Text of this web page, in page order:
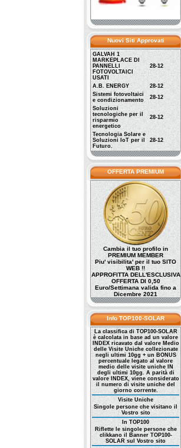
Nuovi Siti Approvati
GALVAH 1
MARKEPLACE DI
PANNELLI
FOTOVOLTAICI
USATI
28-12
A.B. ENERGY
28-12
Sistemi fotovoltaici
e condizionamento
28-12
Soluzioni
tecnologiche per il
risparmio
energetico
28-12
Tecnologia Solare e
Soluzioni IoT per il
Futuro.
28-12
OFFERTA PREMIUM
Cambia il tuo profilo in
PREMIUM MEMBER
Piu' visibilita' per il tuo SITO
WEB !!
APPROFITTA DELL'ESCLUSIVA
OFFERTA DI 0,50
Euro/Settimana valida fino a
Dicembre 2021
Info TOP100-SOLAR
La classifica di TOP100-SOLAR
è calcolata in base ad un valore
INDEX ricavato dal valore Medio
delle Visite Uniche collezionate
negli ultimi 10gg + un BONUS
percentuale legato al valore
medio delle visite uniche IN
degli ultimi 10gg. A parità di
valore INDEX, viene considerato
il numero di visite uniche del
giorno corrente.
Visite Uniche
Singole persone che visitano il
Vostro sito
In TOP100
Riflette le singole persone che
clikkano il Banner TOP100-
SOLAR sul Vostro sito